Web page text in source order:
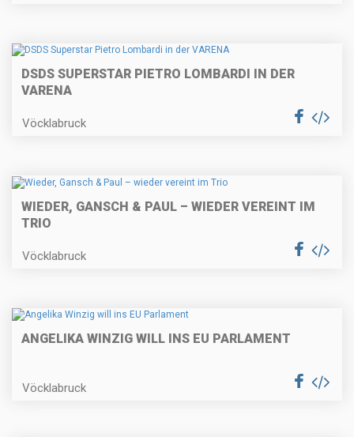
DSDS SUPERSTAR PIETRO LOMBARDI IN DER
VARENA
Vöcklabruck
WIEDER, GANSCH & PAUL – WIEDER VEREINT IM
TRIO
Vöcklabruck
ANGELIKA WINZIG WILL INS EU PARLAMENT
Vöcklabruck